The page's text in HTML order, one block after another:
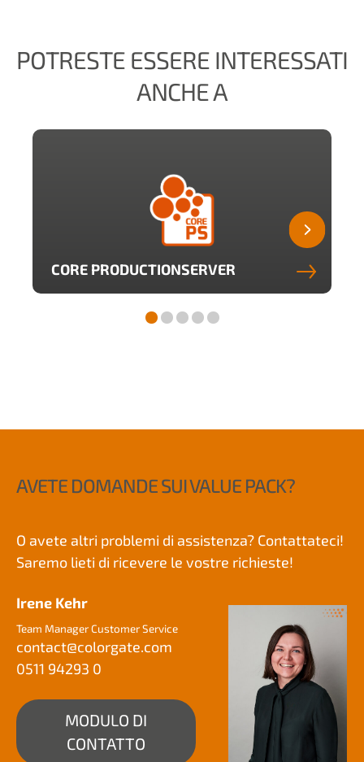
POTRESTE ESSERE INTERESSATI
ANCHE A
CORE PRODUCTIONSERVER
AVETE DOMANDE SUI VALUE PACK?
O avete altri problemi di assistenza? Contattateci!
Saremo lieti di ricevere le vostre richieste!
Irene Kehr
Team Manager Customer Service
contact@colorgate.com
0511 94293 0
MODULO DI
CONTATTO